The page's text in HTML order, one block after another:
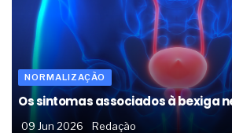
NORMALIZAÇÃO
Os sintomas associados à bexiga
09 Jun 2026 Redação